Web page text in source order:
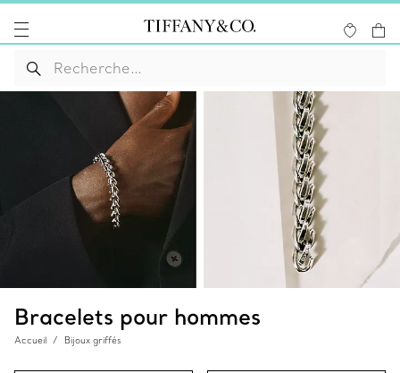
Bracelets pour hommes
Accueil Bijoux griffés